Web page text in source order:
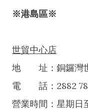
※港島區※
世貿中心店
地 址：銅鑼灣世
電 話：2882
營業時間：星期日